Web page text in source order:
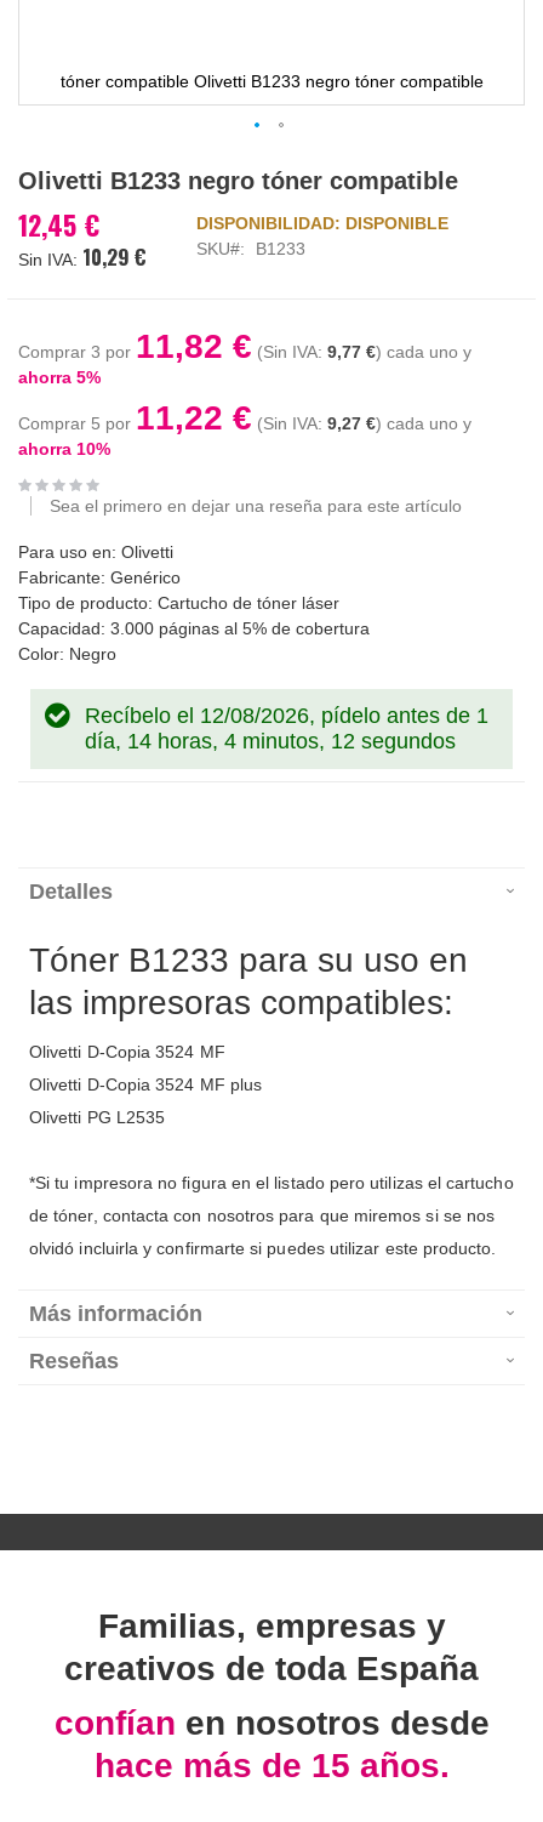
tóner compatible Olivetti B1233 negro tóner compatible
al
de
la
Olivetti B1233 negro tóner compatible
12,45 €
10,29 €
DISPONIBILIDAD: DISPONIBLE
SKU
B1233
Comprar 3 por 11,82 € 9,77 € cada uno y
ahorra 5%
Comprar 5 por 11,22 € 9,27 € cada uno y
ahorra 10%
Sea el primero en dejar una reseña para este artículo
Para uso en: Olivetti
Fabricante: Genérico
Tipo de producto: Cartucho de tóner láser
Capacidad: 3.000 páginas al 5% de cobertura
Color: Negro
Recíbelo el 12/08/2026, pídelo antes de 1
día, 14 horas, 4 minutos, 12 segundos
Detalles
Tóner B1233 para su uso en
las impresoras compatibles:
Olivetti D-Copia 3524 MF
Olivetti D-Copia 3524 MF plus
Olivetti PG L2535
*Si tu impresora no figura en el listado pero utilizas el cartucho
de tóner, contacta con nosotros para que miremos si se nos
olvidó incluirla y confirmarte si puedes utilizar este producto.
Más información
Reseñas
Familias, empresas y
creativos de toda España
confían en nosotros desde
hace más de 15 años.